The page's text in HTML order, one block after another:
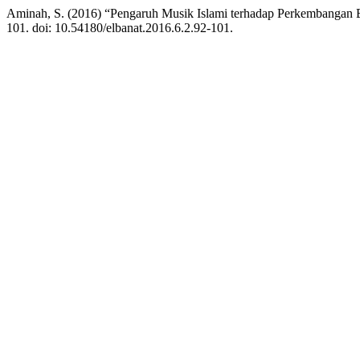
Aminah, S. (2016) “Pengaruh Musik Islami terhadap Perkembangan
101. doi: 10.54180/elbanat.2016.6.2.92-101.